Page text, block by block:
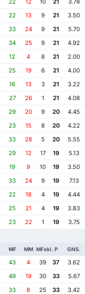
22 12 10 21
3.78
22 13 9 21
3.50
33 24 9 21
5.70
34 25 9 21
4.92
12 4 8 21
2.00
25 19 6 21
4.00
16 13 3 21
3.22
27 26 1 21
4.08
29 20 9 20
4.45
23 15 8 20
4.22
33 28 5 20
5.55
29 12 17 19
5.13
19 9 10 19
3.50
33 24 9 19
7.13
22 18 4 19
4.44
25 21 4 19
3.83
23 22 1 19 3.75
MF MM MFskl. P GNS.
43 4 39 37
3.62
49 19 30 33
5.67
33 8 25 33
3.42